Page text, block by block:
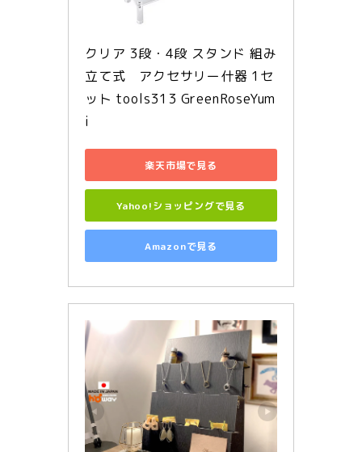
クリア 3段・4段 スタンド 組み
立て式　アクセサリー什器 1セ
ット tools313 GreenRoseYum
i
楽天市場で見る
Yahoo!ショッピングで見る
Amazonで見る